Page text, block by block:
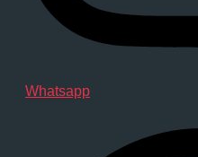
Whatsapp